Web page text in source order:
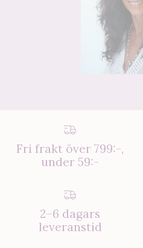
Fri frakt över 799:-,
under 59:-
2–6 dagars
leveranstid